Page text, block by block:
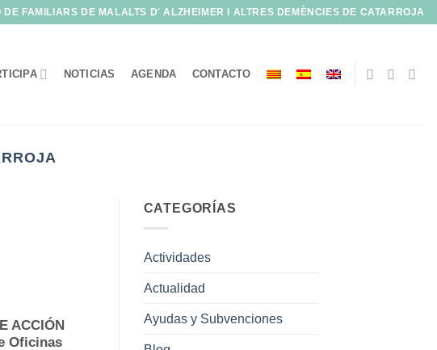
DE FAMILIARS DE MALALTS D' ALZHEIMER I ALTRES DEMÈNCIES DE CATARROJA
NOTICIAS AGENDA CONTACTO
ACCIÓN
Oficinas
CATEGORÍAS
Actividades
Actualidad
Ayudas y Subvenciones